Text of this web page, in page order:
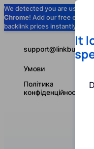
We detected you are using
Chrome! Add our free
backlink prices instantly as
Умови
Політика
конфіденційності
It